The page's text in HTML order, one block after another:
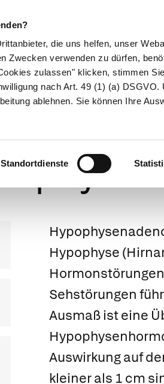
die uns helfen, unser
Zwecken verwenden zu dürfen,
zulassen" klicken, stimmen
nach Art. 49 (1) (a)
ablehnen. Sie können Ihre
Standortdienste
Naturheilkunde
Hypophyse
Sehstörungen
Ausmaß ist eine
Auswirkung auf
kleiner als 1 cm